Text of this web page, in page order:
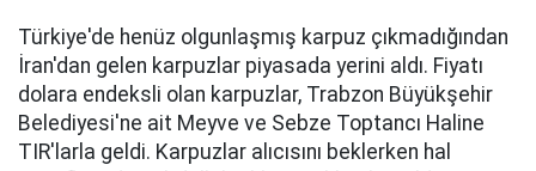
Türkiye'de henüz olgunlaşmış karpuz çıkmadığından
İran'dan gelen karpuzlar piyasada yerini aldı. Fiyatı
dolara endeksli olan karpuzlar, Trabzon Büyükşehir
Belediyesi'ne ait Meyve ve Sebze Toptancı Haline
TIR'larla geldi. Karpuzlar alıcısını beklerken hal